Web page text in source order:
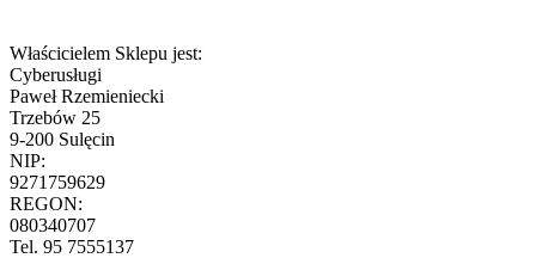
Właścicielem Sklepu jest:
Cyberusługi
Paweł Rzemieniecki
Trzebów 25
9-200 Sulęcin
NIP:
REGON:
080340707
Tel. 95 7555137